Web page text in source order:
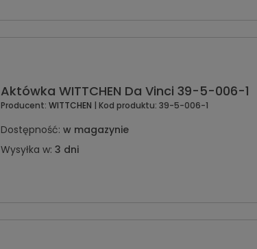
Aktówka WITTCHEN Da Vinci 39-5-006-1
Producent: WITTCHEN | Kod produktu: 39-5-006-1
Dostępność: w magazynie
Wysyłka w: 3 dni